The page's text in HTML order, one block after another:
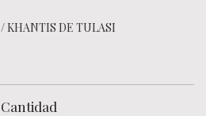
/KHANTIS DE TULASI
Cantidad